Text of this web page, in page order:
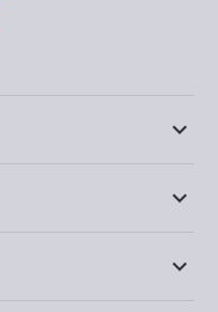
keyboard_arrow_down
keyboard_arrow_down
keyboard_arrow_down